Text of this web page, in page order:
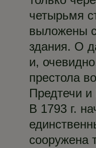
четырьмя
выложены
здания. О
и,
престола
Предтечи
В 1793 г.
сооружена